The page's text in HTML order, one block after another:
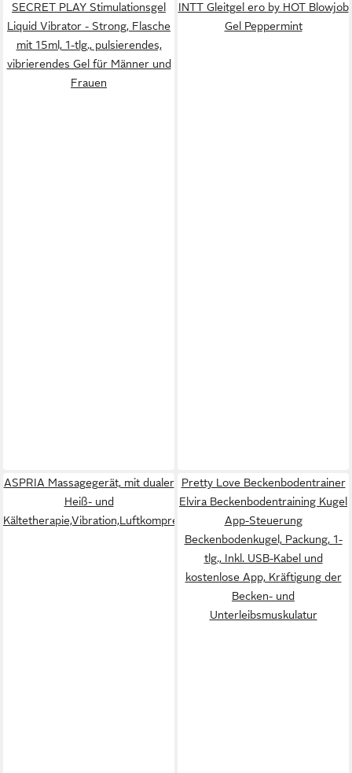
SECRET PLAY Stimulationsgel
Liquid Vibrator - Strong, Flasche
mit 15ml, 1-tlg., pulsierendes,
vibrierendes Gel für Männer und
Frauen
INTT Gleitgel ero by HOT Blowjob
Gel Peppermint
ASPRIA Massagegerät, mit dualer
Heiß- und
Kältetherapie,Vibration,Luftkompressionsmassage
Pretty Love Beckenbodentrainer
Elvira Beckenbodentraining Kugel
App-Steuerung
Beckenbodenkugel, Packung, 1-
tlg., Inkl. USB-Kabel und
kostenlose App, Kräftigung der
Becken- und
Unterleibsmuskulatur